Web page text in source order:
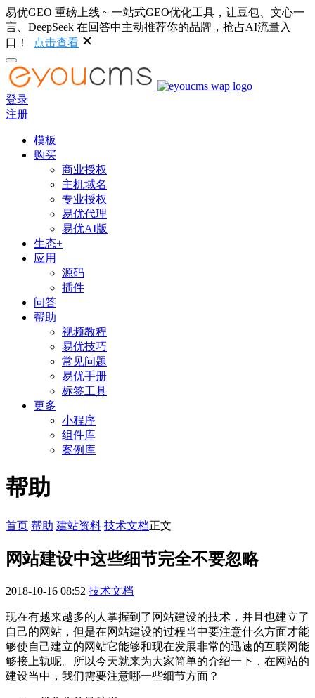
易优GEO 重磅上线 ~ 一站式GEO优化工具，让豆包、文心一
言、DeepSeek 在回答中主动推荐你的品牌，抢占AI流量入
口！
点击查看
登录
注册
模板
购买
商业授权
主机域名
专业授权
易优代理
易优AI版
生态+
应用
源码
插件
问答
帮助
视频教程
易优技巧
常见问题
易优手册
标签工具
更多
小程序
组件库
案例库
帮助
首页 帮助 建站资料 技术文档正文
网站建设中这些细节完全不要忽略
2018-10-16 08:52 技术文档
现在有越来越多的人掌握到了网站建设的技术，并且也建立了
自己的网站，但是在网站建设的过程当中要注意什么方面才能
够使自己建立的网站它能够和现在发展非常的迅速的互联网能
够接上轨呢。所以今天就来为大家简单的介绍一下，在网站的
建设当中，我们需要注意哪一些细节方面？